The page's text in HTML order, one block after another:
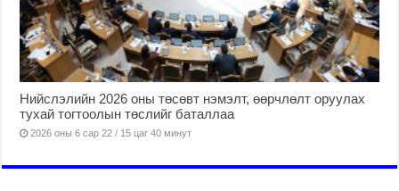
Нийслэлийн 2026 оны төсөвт нэмэлт, өөрчлөлт оруулах
тухай тогтоолын төслийг баталлаа
2026 оны 6 сар 22 / 15 цаг 40 минут